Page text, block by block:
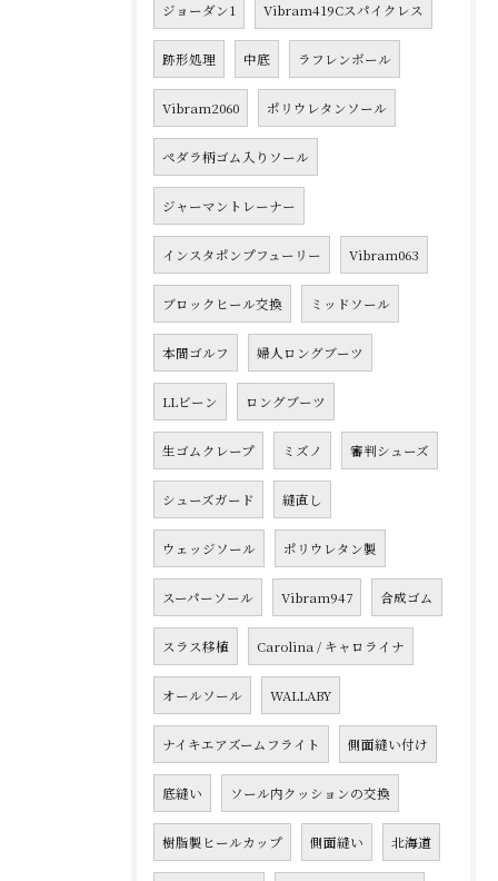
ジョーダン1 Vibram419Cスパイクレス
跡形処理 中底 ラフレンボール
Vibram2060 ポリウレタンソール
ペダラ柄ゴム入りソール
ジャーマントレーナー
インスタポンプフューリー Vibram063
ブロックヒール交換 ミッドソール
本間ゴルフ 婦人ロングブーツ
LLビーン ロングブーツ
生ゴムクレープ ミズノ 審判シューズ
シューズガード 縫直し
ウェッジソール ポリウレタン製
スーパーソール Vibram947 合成ゴム
スラス移植 Carolina / キャロライナ
オールソール WALLABY
ナイキエアズームフライト 側面縫い付け
底縫い ソール内クッションの交換
樹脂製ヒールカップ 側面縫い 北海道